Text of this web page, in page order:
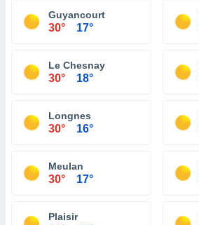
Guyancourt
30° 17°
Le Chesnay
30° 18°
Longnes
30° 16°
Meulan
30° 17°
Plaisir